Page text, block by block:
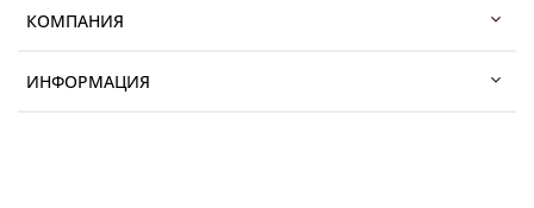
КОМПАНИЯ
ИНФОРМАЦИЯ